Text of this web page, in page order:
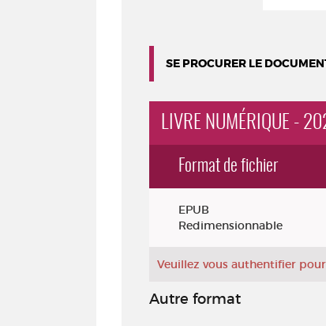
SE PROCURER LE
LIVRE NUMÉRIQUE -
Format de fichier
EPUB
Redimensionnable
Veuillez vous authentifier
Autre format